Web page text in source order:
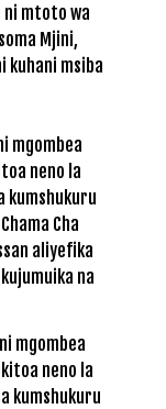
ni mtoto wa
Mjini,
kuhani msiba
mgombea
neno la
kumshukuru